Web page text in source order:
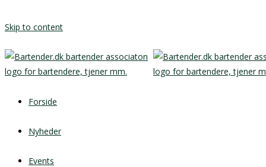
Skip to content
Forside
Nyheder
Events